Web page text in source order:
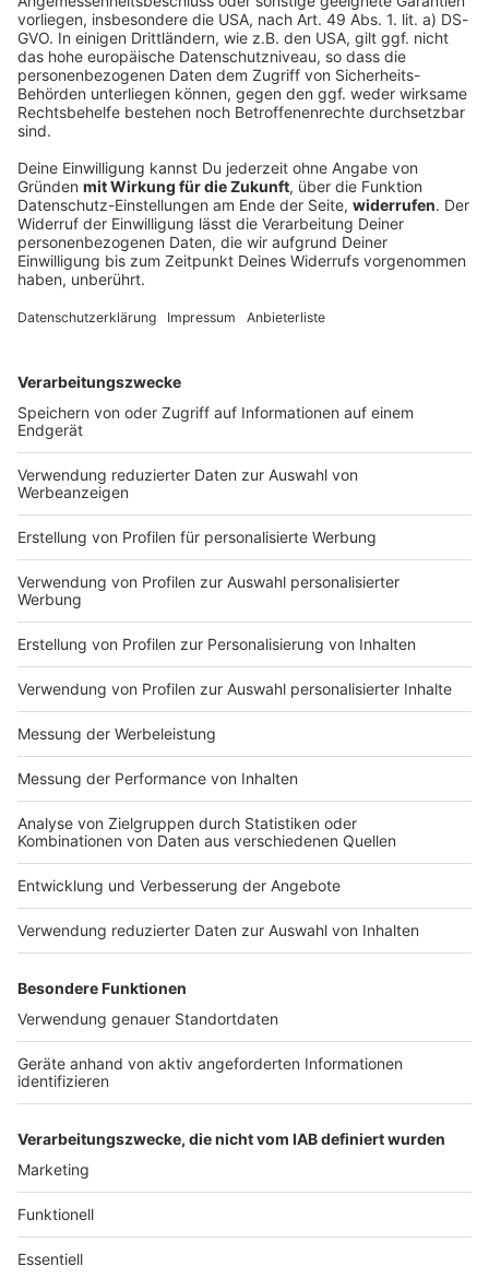
Fünf Schwerverletzte bei Verkehrsunfall bei
Straubing
Zwei Fahrer aus Tschechien sind in Ostbayern mit
ihren Fahrzeugen frontal zusammengestoßen. Ein
DEINE GEMERKTEN ARTIKEL
Du hast dir noch keine Artikel gemerkt
Markiere sie hierfür mit einem
Impressum
Nutzungsbedingungen
Jobs
Presse
Werben
Archiv
ANTENNE BAYERN GROUP
Stiftung ANTENNE BAYERN
hilft
Teilnahmebedingungen
Grounding Page ANTENNE
BAYERN
Kontakt
Studio-Hotline
Verkehrs-Hotline
Datenschutz­erklärung
Newsletter